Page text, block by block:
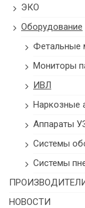
ЭКО
Оборудование
Фетальные
Мониторы
ИВЛ
Наркозные
Аппараты
Системы
Системы
НОВОСТИ